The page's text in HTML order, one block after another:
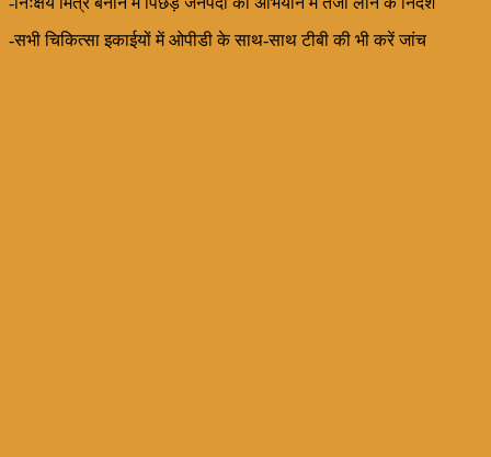
-सभी चिकित्सा इकाईयों में ओपीडी के साथ-साथ टीबी की भी करें जांच